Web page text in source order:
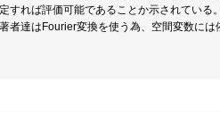
すれば評価可能であることか示されてい
者達はFourier変換を使う為、空間変数に